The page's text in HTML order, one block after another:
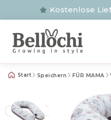
Kostenlose
Start Speichern FÜR MAMA